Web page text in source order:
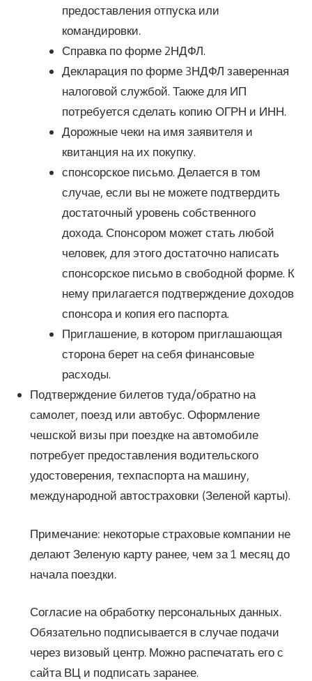
предоставления отпуска или
командировки.
Справка по форме 2НДФЛ.
Декларация по форме 3НДФЛ заверенная
налоговой службой. Также для ИП
потребуется сделать копию ОГРН и ИНН.
Дорожные чеки на имя заявителя и
квитанция на их покупку.
спонсорское письмо. Делается в том
случае, если вы не можете подтвердить
достаточный уровень собственного
дохода. Спонсором может стать любой
человек, для этого достаточно написать
спонсорское письмо в свободной форме. К
нему прилагается подтверждение доходов
спонсора и копия его паспорта.
Приглашение, в котором приглашающая
сторона берет на себя финансовые
расходы.
Подтверждение билетов туда/обратно на
самолет, поезд или автобус. Оформление
чешской визы при поездке на автомобиле
потребует предоставления водительского
удостоверения, техпаспорта на машину,
международной автостраховки (Зеленой карты).
Примечание: некоторые страховые компании не
делают Зеленую карту ранее, чем за 1 месяц до
начала поездки.
Согласие на обработку персональных данных.
Обязательно подписывается в случае подачи
через визовый центр. Можно распечатать его с
сайта ВЦ и подписать заранее.